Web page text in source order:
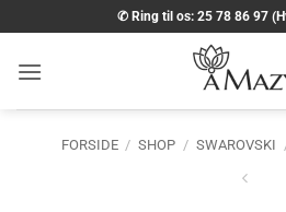
til
indhold
✆ Ring til os: 25 78 86 97
FORSIDE / SHOP / SWAROVSKI